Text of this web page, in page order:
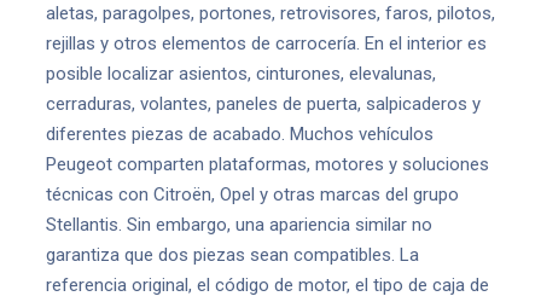
aletas, paragolpes, portones, retrovisores, faros, pilotos,
rejillas y otros elementos de carrocería. En el interior es
posible localizar asientos, cinturones, elevalunas,
cerraduras, volantes, paneles de puerta, salpicaderos y
diferentes piezas de acabado. Muchos vehículos
Peugeot comparten plataformas, motores y soluciones
técnicas con Citroën, Opel y otras marcas del grupo
Stellantis. Sin embargo, una apariencia similar no
garantiza que dos piezas sean compatibles. La
referencia original, el código de motor, el tipo de caja de